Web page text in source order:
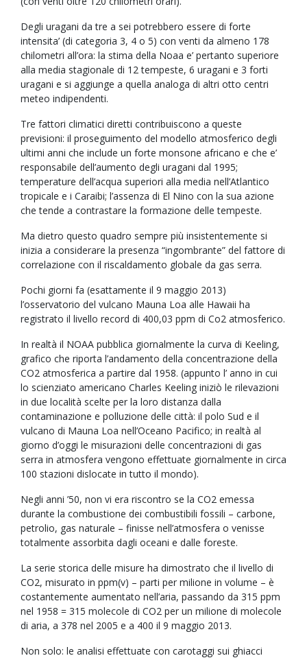
Degli uragani da tre a sei potrebbero essere di forte
intensita’ (di categoria 3, 4 o 5) con venti da almeno 178
chilometri all’ora: la stima della Noaa e’ pertanto superiore
alla media stagionale di 12 tempeste, 6 uragani e 3 forti
uragani e si aggiunge a quella analoga di altri otto centri
meteo indipendenti.
Tre fattori climatici diretti contribuiscono a queste
previsioni: il proseguimento del modello atmosferico degli
ultimi anni che include un forte monsone africano e che e’
responsabile dell’aumento degli uragani dal 1995;
temperature dell’acqua superiori alla media nell’Atlantico
tropicale e i Caraibi; l’assenza di El Nino con la sua azione
che tende a contrastare la formazione delle tempeste.
Ma dietro questo quadro sempre più insistentemente si
inizia a considerare la presenza “ingombrante” del fattore di
correlazione con il riscaldamento globale da gas serra.
Pochi giorni fa (esattamente il 9 maggio 2013)
l’osservatorio del vulcano Mauna Loa alle Hawaii ha
registrato il livello record di 400,03 ppm di Co2 atmosferico.
In realtà il NOAA pubblica giornalmente la curva di Keeling,
grafico che riporta l’andamento della concentrazione della
CO2 atmosferica a partire dal 1958. (appunto l’ anno in cui
lo scienziato americano Charles Keeling iniziò le rilevazioni
in due località scelte per la loro distanza dalla
contaminazione e polluzione delle città: il polo Sud e il
vulcano di Mauna Loa nell’Oceano Pacifico; in realtà al
giorno d’oggi le misurazioni delle concentrazioni di gas
serra in atmosfera vengono effettuate giornalmente in circa
100 stazioni dislocate in tutto il mondo).
Negli anni ’50, non vi era riscontro se la CO2 emessa
durante la combustione dei combustibili fossili – carbone,
petrolio, gas naturale – finisse nell’atmosfera o venisse
totalmente assorbita dagli oceani e dalle foreste.
La serie storica delle misure ha dimostrato che il livello di
CO2, misurato in ppm(v) – parti per milione in volume – è
costantemente aumentato nell’aria, passando da 315 ppm
nel 1958 = 315 molecole di CO2 per un milione di molecole
di aria, a 378 nel 2005 e a 400 il 9 maggio 2013.
Non solo: le analisi effettuate con carotaggi sui ghiacci